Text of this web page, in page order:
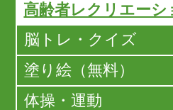
高齢者レクリエーシ
脳トレ・クイズ
塗り絵（無料）
体操・運動